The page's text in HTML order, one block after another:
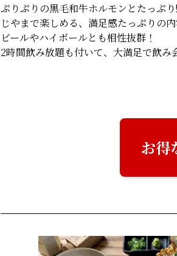
ぷりぷりの黒毛和牛ホルモンとたっぷ
じやまで楽しめる、満足感たっぷりの内
ビールやハイボールとも相性抜群！
2時間飲み放題も付いて、大満足で飲
お得